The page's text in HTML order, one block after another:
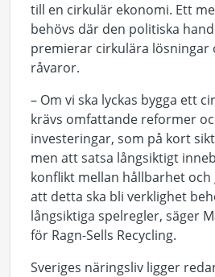
till en cirkulär ekonomi. Ett
behövs där den politiska
premierar cirkulära lösningar
råvaror.
– Om vi ska lyckas bygga ett
krävs omfattande reformer
investeringar, som på kort
men att satsa långsiktigt
konflikt mellan hållbarhet
att detta ska bli verklighet
långsiktiga spelregler, säger
för Ragn-Sells Recycling.
Sveriges näringsliv ligger